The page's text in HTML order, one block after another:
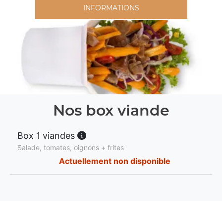
INFORMATIONS
Nos box viande
Box 1 viandes
Salade, tomates, oignons + frites
Actuellement non disponible